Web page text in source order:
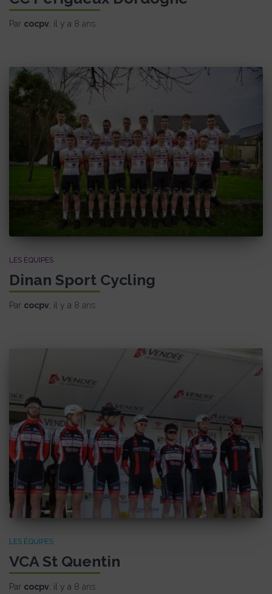
Par cocpv, il y a 8 ans
LES ÉQUIPES
Dinan Sport Cycling
Par cocpv , il y a 8 ans
LES ÉQUIPES
VCA St Quentin
Par cocpv , il y a 8 ans